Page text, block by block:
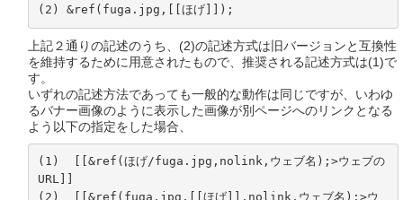
(2) &ref(fuga.jpg,[[ほげ]]);
上記２通りの記述のうち、(2)の記述方式は旧バージョンと互換性
を維持するために用意されたもので、推奨される記述方式は(1)で
す。
いずれの記述方法であっても一般的な動作は同じですが、いわゆ
るバナー画像のように表示した画像が別ページへのリンクとなる
よう以下の指定をした場合、
(1)  [[&ref(ほげ/fuga.jpg,nolink,ウェブ名);>ウェブの
URL]]
(2)  [[&ref(fuga.jpg,[[ほげ]],nolink,ウェブ名);>ウ